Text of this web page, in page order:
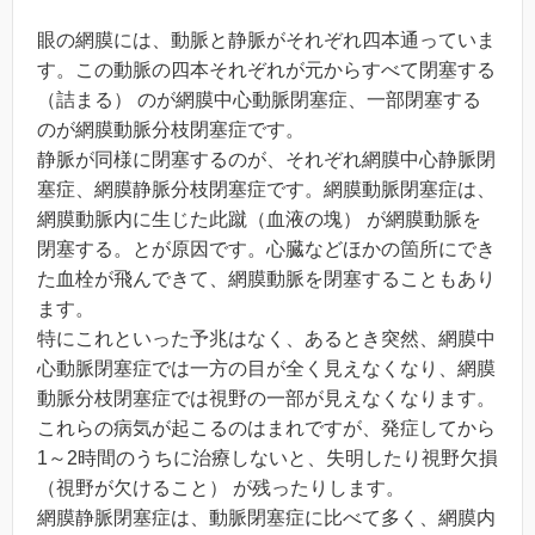
眼の網膜には、動脈と静脈がそれぞれ四本通っていま
す。この動脈の四本それぞれが元からすべて閉塞する
（詰まる） のが網膜中心動脈閉塞症、一部閉塞する
のが網膜動脈分枝閉塞症です。
静脈が同様に閉塞するのが、それぞれ網膜中心静脈閉
塞症、網膜静脈分枝閉塞症です。網膜動脈閉塞症は、
網膜動脈内に生じた此蹴（血液の塊） が網膜動脈を
閉塞する。とが原因です。心臓などほかの箇所にでき
た血栓が飛んできて、網膜動脈を閉塞することもあり
ます。
特にこれといった予兆はなく、あるとき突然、網膜中
心動脈閉塞症では一方の目が全く見えなくなり、網膜
動脈分枝閉塞症では視野の一部が見えなくなります。
これらの病気が起こるのはまれですが、発症してから
1～2時間のうちに治療しないと、失明したり視野欠損
（視野が欠けること） が残ったりします。
網膜静脈閉塞症は、動脈閉塞症に比べて多く、網膜内